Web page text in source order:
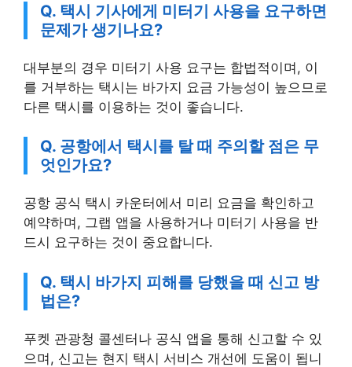
Q. 택시 기사에게 미터기 사용을 요구하면
문제가 생기나요?
대부분의 경우 미터기 사용 요구는 합법적이며, 이
를 거부하는 택시는 바가지 요금 가능성이 높으므로
다른 택시를 이용하는 것이 좋습니다.
Q. 공항에서 택시를 탈 때 주의할 점은 무
엇인가요?
공항 공식 택시 카운터에서 미리 요금을 확인하고
예약하며, 그랩 앱을 사용하거나 미터기 사용을 반
드시 요구하는 것이 중요합니다.
Q. 택시 바가지 피해를 당했을 때 신고 방
법은?
푸켓 관광청 콜센터나 공식 앱을 통해 신고할 수 있
으며, 신고는 현지 택시 서비스 개선에 도움이 됩니